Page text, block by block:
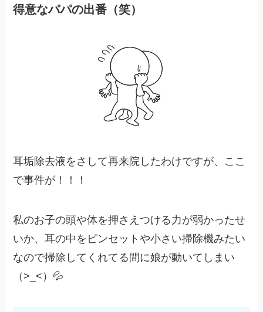
得意なパパの出番（笑）
耳垢除去液をさして再来院したわけですが、ここ
で事件が！！！
私のお子の頭や体を押さえつける力が弱かったせ
いか、耳の中をピンセットや小さい掃除機みたい
なので掃除してくれてる間に娘が動いてしまい
（>_<）💦